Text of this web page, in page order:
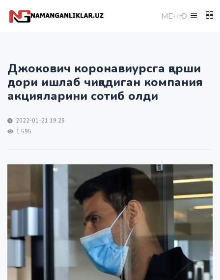
МEНЮ
Джокович коронавиурсга қарши
дори ишлаб чиқадиган компания
акцияларини сотиб олди
2022-01-21 19:29
1 595